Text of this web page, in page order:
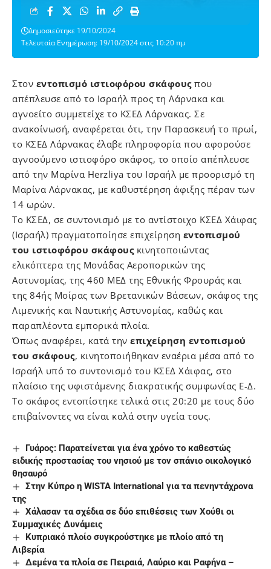
Τελευταία Ενημέρωση: 19/10/2024 στις 10:20 πμ
Δημοσιεύτηκε 19/10/2024
Στον εντοπισμό ιστιοφόρου σκάφους που
απέπλευσε από το Ισραήλ προς τη Λάρνακα και
αγνοείτο συμμετείχε το ΚΣΕΔ Λάρνακας. Σε
ανακοίνωσή, αναφέρεται ότι, την Παρασκευή το πρωί,
το ΚΣΕΔ Λάρνακας έλαβε πληροφορία που αφορούσε
αγνοούμενο ιστιοφόρο σκάφος, το οποίο απέπλευσε
από την Μαρίνα Herzliya του Ισραήλ με προορισμό τη
Μαρίνα Λάρνακας, με καθυστέρηση άφιξης πέραν των
14 ωρών.
Το ΚΣΕΔ, σε συντονισμό με το αντίστοιχο ΚΣΕΔ Χάιφας
(Ισραήλ) πραγματοποίησε επιχείρηση εντοπισμού
του ιστιοφόρου σκάφους κινητοποιώντας
ελικόπτερα της Μονάδας Αεροπορικών της
Αστυνομίας, της 460 ΜΕΔ της Εθνικής Φρουράς και
της 84ής Μοίρας των Βρετανικών Βάσεων, σκάφος της
Λιμενικής και Ναυτικής Αστυνομίας, καθώς και
παραπλέοντα εμπορικά πλοία.
Όπως αναφέρει, κατά την επιχείρηση εντοπισμού
του σκάφους, κινητοποιήθηκαν εναέρια μέσα από το
Ισραήλ υπό το συντονισμό του ΚΣΕΔ Χάιφας, στο
πλαίσιο της υφιστάμενης διακρατικής συμφωνίας Ε-Δ.
Το σκάφος εντοπίστηκε τελικά στις 20:20 με τους δύο
επιβαίνοντες να είναι καλά στην υγεία τους.
Γυάρος: Παρατείνεται για ένα χρόνο το καθεστώς
ειδικής προστασίας του νησιού με τον σπάνιο οικολογικό
θησαυρό
Στην Κύπρο η WISTA International για τα πενηντάχρονα
της
Χάλασαν τα σχέδια σε δύο επιθέσεις των Χούθι οι
Συμμαχικές Δυνάμεις
Κυπριακό πλοίο συγκρούστηκε με πλοίο από τη
Λιβερία
Δεμένα τα πλοία σε Πειραιά, Λαύριο και Ραφήνα –